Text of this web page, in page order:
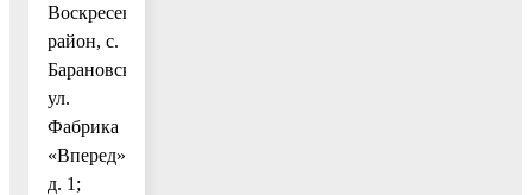
Воскресенский
район, с.
Барановское,
ул.
Фабрика
«Вперед»,
д. 1;